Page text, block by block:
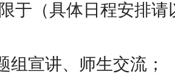
于（具体日程安排请
组宣讲、师生交流；